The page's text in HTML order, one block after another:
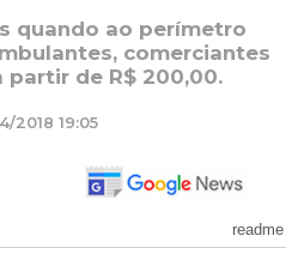
quando ao perímetro
comerciantes
partir de R$ 200,00.
2018 19:05
readme